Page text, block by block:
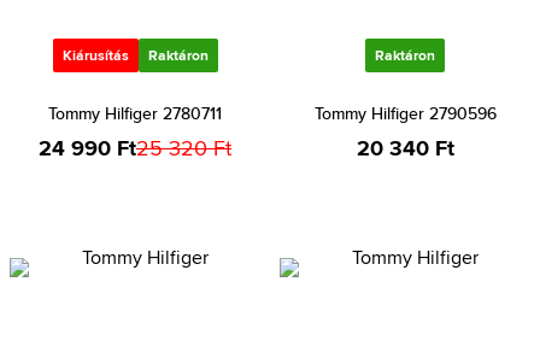
Kiárusítás Raktáron
Tommy Hilfiger 2780711
24 990 Ft25 320 Ft
Raktáron
Tommy Hilfiger 2790596
20 340 Ft